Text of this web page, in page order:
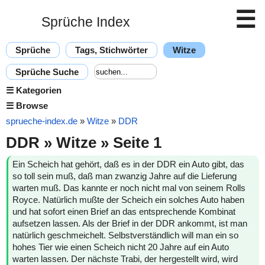
Sprüche Index ☰
Sprüche Tags, Stichwörter Witze
Sprüche Suche
☰ Kategorien
☰ Browse
sprueche-index.de » Witze » DDR
DDR » Witze » Seite 1
Ein Scheich hat gehört, daß es in der DDR ein Auto gibt, das
so toll sein muß, daß man zwanzig Jahre auf die Lieferung
warten muß. Das kannte er noch nicht mal von seinem Rolls
Royce. Natürlich mußte der Scheich ein solches Auto haben
und hat sofort einen Brief an das entsprechende Kombinat
aufsetzen lassen. Als der Brief in der DDR ankommt, ist man
natürlich geschmeichelt. Selbstverständlich will man ein so
hohes Tier wie einen Scheich nicht 20 Jahre auf ein Auto
warten lassen. Der nächste Trabi, der hergestellt wird, wird